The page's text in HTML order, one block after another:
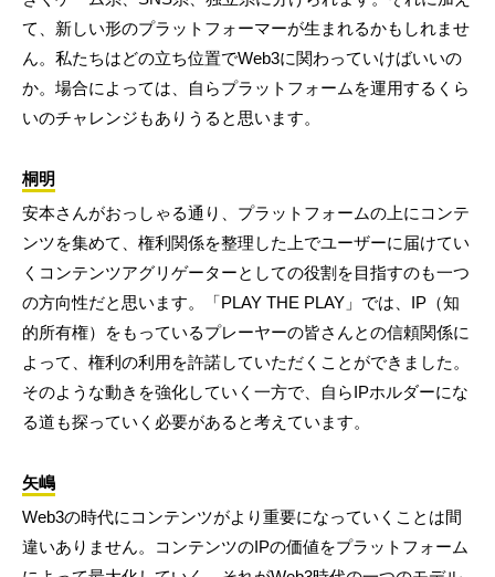
て、新しい形のプラットフォーマーが生まれるかもしれませ
ん。私たちはどの立ち位置でWeb3に関わっていけばいいの
か。場合によっては、自らプラットフォームを運用するくら
いのチャレンジもありうると思います。
桐明
安本さんがおっしゃる通り、プラットフォームの上にコンテ
ンツを集めて、権利関係を整理した上でユーザーに届けてい
くコンテンツアグリゲーターとしての役割を目指すのも一つ
の方向性だと思います。「PLAY THE PLAY」では、IP（知
的所有権）をもっているプレーヤーの皆さんとの信頼関係に
よって、権利の利用を許諾していただくことができました。
そのような動きを強化していく一方で、自らIPホルダーにな
る道も探っていく必要があると考えています。
矢嶋
Web3の時代にコンテンツがより重要になっていくことは間
違いありません。コンテンツのIPの価値をプラットフォーム